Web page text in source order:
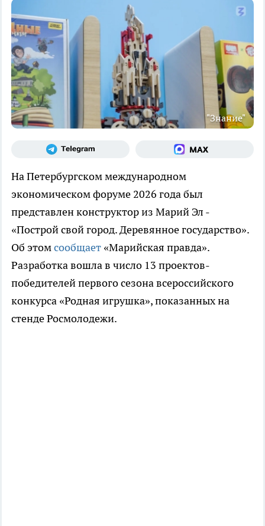
"Знание"
На Петербургском международном
экономическом форуме 2026 года был
представлен конструктор из Марий Эл -
«Построй свой город. Деревянное государство».
Об этомсообщает «Марийская правда».
Разработка вошла в число 13 проектов-
победителей первого сезона всероссийского
конкурса «Родная игрушка», показанных на
стенде Росмолодежи.